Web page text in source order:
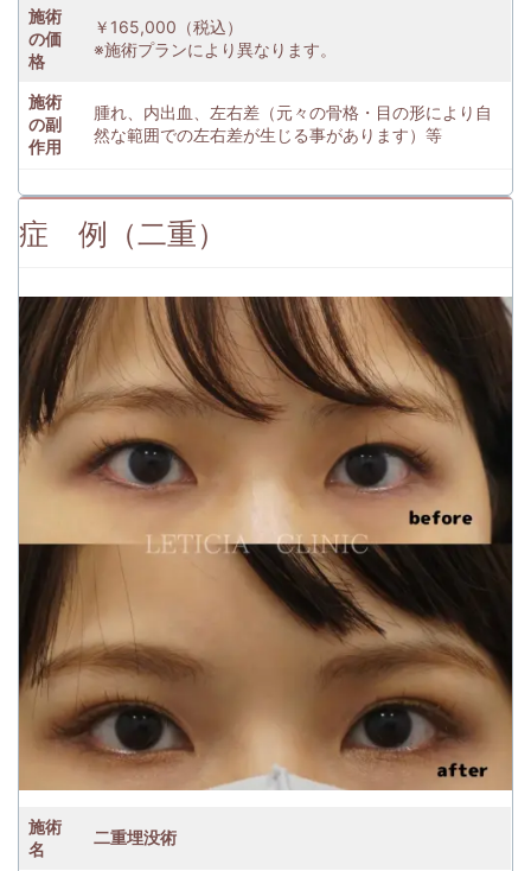
施術
の価
格
￥165,000（税込）
※施術プランにより異なります。
施術
の副
作用
腫れ、内出血、左右差（元々の骨格・目の形により自
然な範囲での左右差が生じる事があります）等
症 例（二重）
施術
名
二重埋没術